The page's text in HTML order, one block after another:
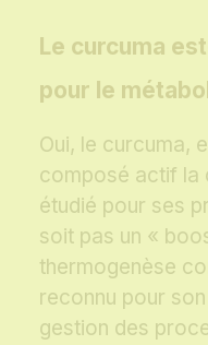
Le curcuma
pour le
Oui, le curcuma,
composé actif la
étudié pour ses
soit pas un «
thermogenèse
reconnu pour
gestion des